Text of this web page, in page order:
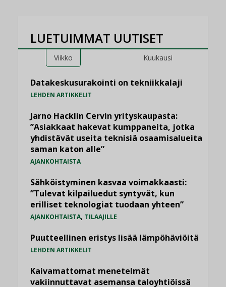
LUETUIMMAT UUTISET
Viikko Kuukausi
Datakeskusurakointi on tekniikkalaji
LEHDEN ARTIKKELIT
Jarno Hacklin Cervin yrityskaupasta:
”Asiakkaat hakevat kumppaneita, jotka
yhdistävät useita teknisiä osaamisalueita
saman katon alle”
AJANKOHTAISTA
Sähköistyminen kasvaa voimakkaasti:
”Tulevat kilpailuedut syntyvät, kun
erilliset teknologiat tuodaan yhteen”
AJANKOHTAISTA, TILAAJILLE
Puutteellinen eristys lisää lämpöhäviöitä
LEHDEN ARTIKKELIT
Kaivamattomat menetelmät
vakiinnuttavat asemansa taloyhtiöissä